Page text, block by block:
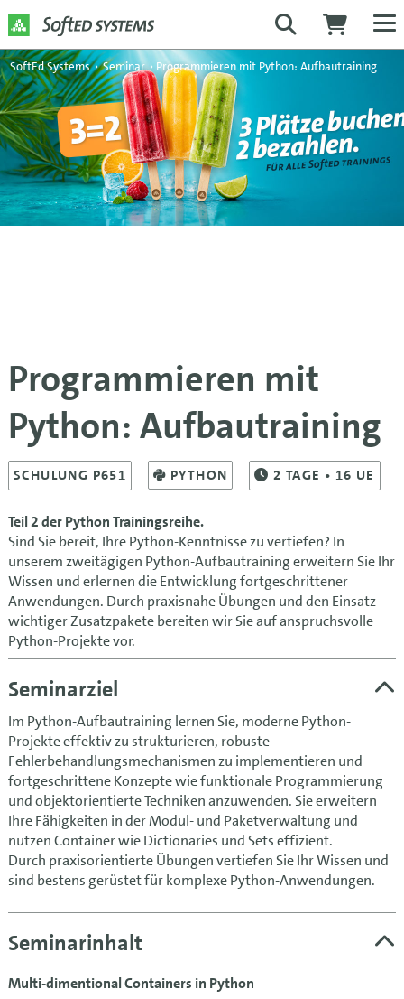
SoftEd Systems › Seminar › Programmieren mit Python: Aufbautraining
Programmieren mit
Python: Aufbautraining
SCHULUNG P651 PYTHON 2TAGE • 16 UE
Teil 2 der Python Trainingsreihe.
Sind Sie bereit, Ihre Python-Kenntnisse zu vertiefen? In
unserem zweitägigen Python-Aufbautraining erweitern Sie Ihr
Wissen und erlernen die Entwicklung fortgeschrittener
Anwendungen. Durch praxisnahe Übungen und den Einsatz
wichtiger Zusatzpakete bereiten wir Sie auf anspruchsvolle
Python-Projekte vor.
Seminarziel
Im Python-Aufbautraining lernen Sie, moderne Python-
Projekte effektiv zu strukturieren, robuste
Fehlerbehandlungsmechanismen zu implementieren und
fortgeschrittene Konzepte wie funktionale Programmierung
und objektorientierte Techniken anzuwenden. Sie erweitern
Ihre Fähigkeiten in der Modul- und Paketverwaltung und
nutzen Container wie Dictionaries und Sets effizient.
Durch praxisorientierte Übungen vertiefen Sie Ihr Wissen und
sind bestens gerüstet für komplexe Python-Anwendungen.
Seminarinhalt
Multi-dimentional Containers in Python